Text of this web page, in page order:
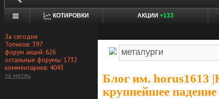
КОТИРОВКИ АКЦИИ +133
За сегодня
Топиков: 397
форум акций: 626
остальные форумы: 1732
комментариев: 4043
за месяц
Блог им. horus1613 |
крупнейшее падение